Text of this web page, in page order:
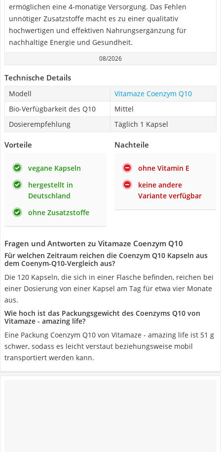
ermöglichen eine 4-monatige Versorgung. Das Fehlen
unnötiger Zusatzstoffe macht es zu einer qualitativ
hochwertigen und effektiven Nahrungsergänzung für
nachhaltige Energie und Gesundheit.
08/2026
Technische Details
Modell
Vitamaze Coenzym Q10
Bio-Verfügbarkeit des Q10
Mittel
Dosierempfehlung
Täglich 1 Kapsel
Vorteile
vegane Kapseln
hergestellt in
Deutschland
ohne Zusatzstoffe
Nachteile
ohne Vitamin E
keine andere
Variante verfügbar
Fragen und Antworten zu Vitamaze Coenzym Q10
Für welchen Zeitraum reichen die Coenzym Q10 Kapseln aus
dem Coenym-Q10-Vergleich aus?
Die 120 Kapseln, die sich in einer Flasche befinden, reichen bei
einer Dosierung von einer Kapsel am Tag für etwa vier Monate
aus.
Wie hoch ist das Packungsgewicht des Coenzyms Q10 von
Vitamaze - amazing life?
Eine Packung Coenzym Q10 von Vitamaze - amazing life ist 51 g
schwer, sodass es leicht verstaut beziehungsweise mobil
transportiert werden kann.